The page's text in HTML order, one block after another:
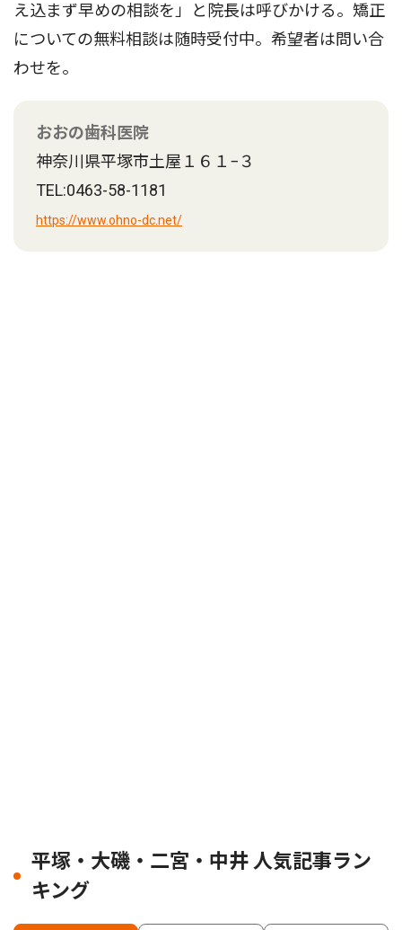
え込まず早めの相談を」と院長は呼びかける。矯正
についての無料相談は随時受付中。希望者は問い合
わせを。
おおの歯科医院
神奈川県平塚市土屋１６１−３
TEL:0463-58-1181
https://www.ohno-dc.net/
平塚・大磯・二宮・中井 人気記事ラン
キング